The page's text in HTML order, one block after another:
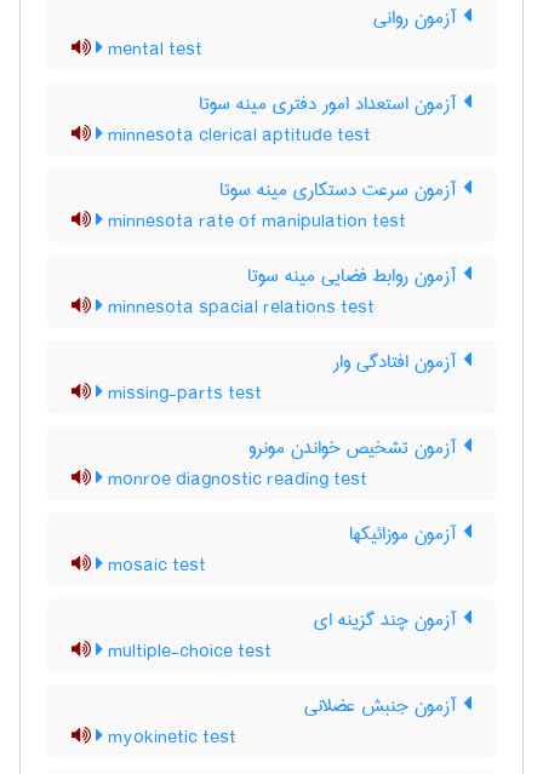
آزمون روانی
mental test
آزمون استعداد امور دفتری مینه سوتا
minnesota clerical aptitude test
آزمون سرعت دستکاری مینه سوتا
minnesota rate of manipulation test
آزمون روابط فضایی مینه سوتا
minnesota spacial relations test
آزمون افتادگی وار
missing-parts test
آزمون تشخیص خواندن مونرو
monroe diagnostic reading test
آزمون موزائیکها
mosaic test
آزمون چند گزینه ای
multiple-choice test
آزمون جنبش عضلانی
myokinetic test